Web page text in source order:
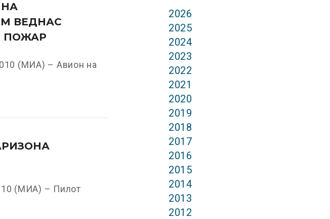
ВЕДНАС
ПОЖАР
(МИА) – Авион на
(МИА) – Пилот
2026
2025
2024
2023
2022
2021
2020
2019
2018
2017
2016
2015
2014
2013
2012